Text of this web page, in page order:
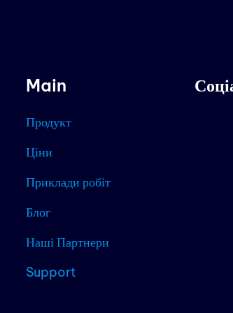
Main
Продукт
Ціни
Приклади робіт
Блог
Наші Партнери
Support